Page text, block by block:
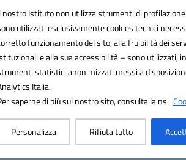
nostro Istituto non utilizza strumenti di
utilizzati esclusivamente cookies tecnici
funzionamento del sito, alla fruibilità dei
e alla sua accessibilità – sono utilizzati,
statistici anonimizzati messi a
Italia.
saperne di più sul nostro sito, consulta la ns.
Personalizza Rifiuta tutto